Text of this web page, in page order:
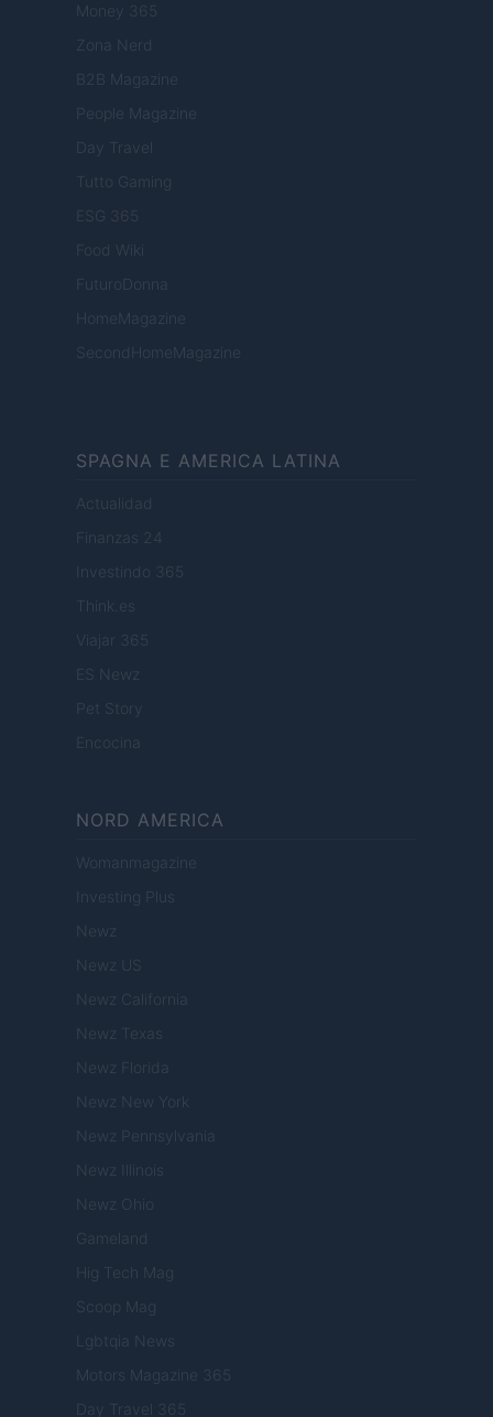
Money 365
Zona Nerd
B2B Magazine
People Magazine
Day Travel
Tutto Gaming
ESG 365
Food Wiki
FuturoDonna
HomeMagazine
SecondHomeMagazine
SPAGNA E AMERICA LATINA
Actualidad
Finanzas 24
Investindo 365
Think.es
Viajar 365
ES Newz
Pet Story
Encocina
NORD AMERICA
Womanmagazine
Investing Plus
Newz
Newz US
Newz California
Newz Texas
Newz Florida
Newz New York
Newz Pennsylvania
Newz Illinois
Newz Ohio
Gameland
Hig Tech Mag
Scoop Mag
Lgbtqia News
Motors Magazine 365
Day Travel 365